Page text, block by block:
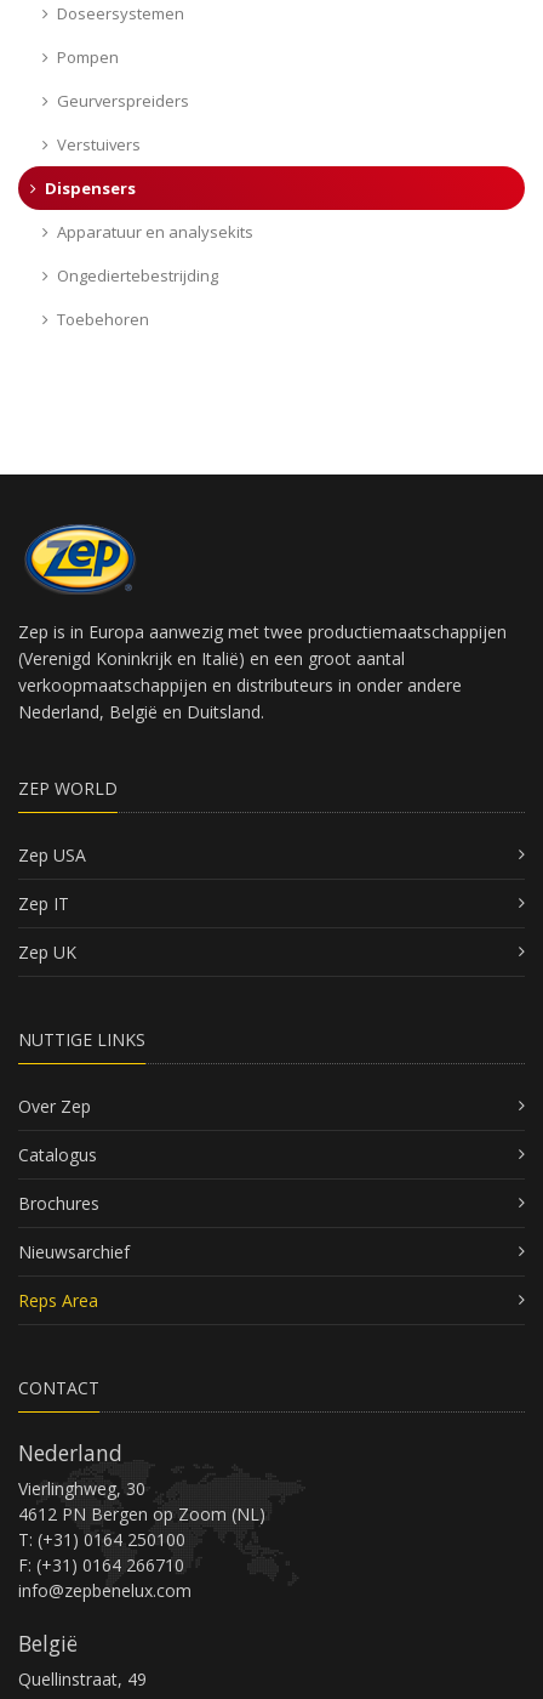
Doseersystemen
Pompen
Geurverspreiders
Verstuivers
Dispensers
Apparatuur en analysekits
Ongediertebestrijding
Toebehoren
Zep is in Europa aanwezig met twee productiemaatschappijen
(Verenigd Koninkrijk en Italië) en een groot aantal
verkoopmaatschappijen en distributeurs in onder andere
Nederland, België en Duitsland.
ZEP WORLD
Zep USA
Zep IT
Zep UK
NUTTIGE LINKS
Over Zep
Catalogus
Brochures
Nieuwsarchief
Reps Area
CONTACT
Nederland
Vierlinghweg, 30
4612 PN Bergen op Zoom (NL)
T: (+31) 0164 250100
F: (+31) 0164 266710
info@zepbenelux.com
België
Quellinstraat, 49